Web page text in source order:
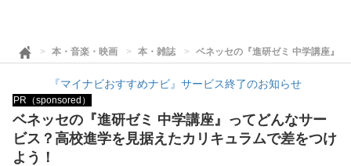
本・音楽・映画 本・雑誌 ベネッセの『進研ゼミ 中学講座』
『マイナビおすすめナビ』サービス終了のお知らせ
PR（sponsored）
ベネッセの『進研ゼミ 中学講座』ってどんなサー
ビス？高校進学を見据えたカリキュラムで差をつけ
よう！